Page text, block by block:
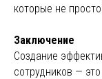
которые не
Заключение
Создание
сотрудников —